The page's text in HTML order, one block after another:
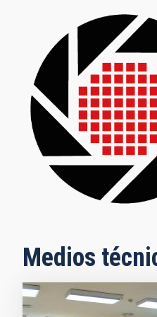
Medios